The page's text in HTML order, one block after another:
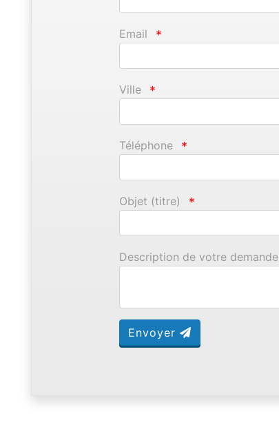
Email *
Ville *
Téléphone *
Objet (titre) *
Description de votre demande
Envoyer